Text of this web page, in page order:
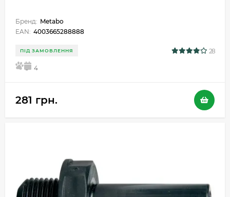
Бренд: Metabo
EAN: 4003665288888
ПІД ЗАМОВЛЕННЯ 28
5 4
281 грн.